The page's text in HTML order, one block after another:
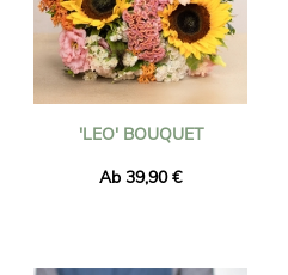
'LEO' BOUQUET
Ab 39,90 €